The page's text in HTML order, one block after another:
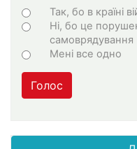
Варіанти
Так, бо в країні
Ні, бо це
самоврядування
Мені все одно
Голос